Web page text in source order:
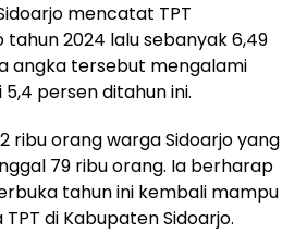
mencatat TPT
tahun 2024 lalu sebanyak 6,49
angka tersebut mengalami
persen ditahun ini.
ribu orang warga Sidoarjo yang
79 ribu orang. Ia berharap
tahun ini kembali mampu
di Kabupaten Sidoarjo.